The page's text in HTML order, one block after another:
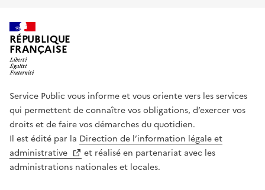
RÉPUBLIQUE
FRANÇAISE
Service Public vous informe et vous oriente vers les services
qui permettent de connaître vos obligations, d’exercer vos
droits et de faire vos démarches du quotidien.
Il est édité par la Direction de l’information légale et
administrative
et réalisé en partenariat avec les
administrations nationales et locales.